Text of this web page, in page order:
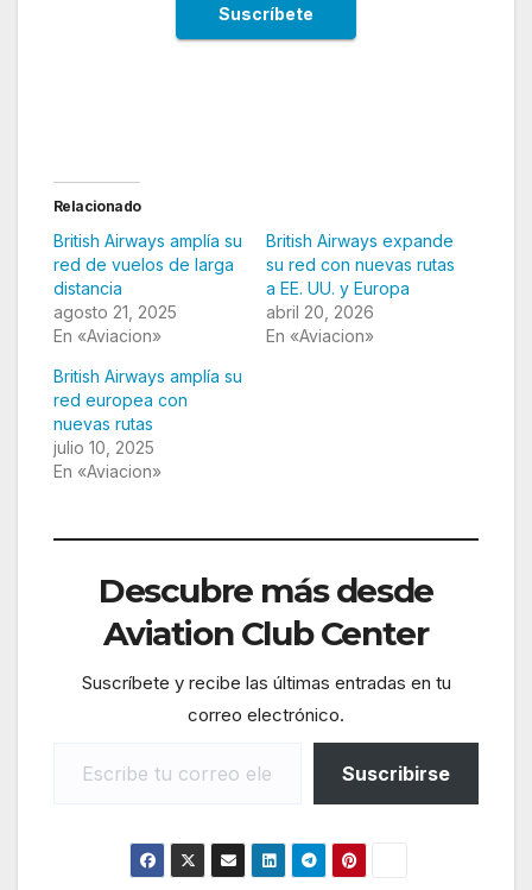
Relacionado
British Airways amplía su
red de vuelos de larga
distancia
agosto 21, 2025
En «Aviacion»
British Airways expande
su red con nuevas rutas
a EE. UU. y Europa
abril 20, 2026
En «Aviacion»
British Airways amplía su
red europea con
nuevas rutas
julio 10, 2025
En «Aviacion»
Descubre más desde
Aviation Club Center
Suscríbete y recibe las últimas entradas en tu
correo electrónico.
Suscribirse